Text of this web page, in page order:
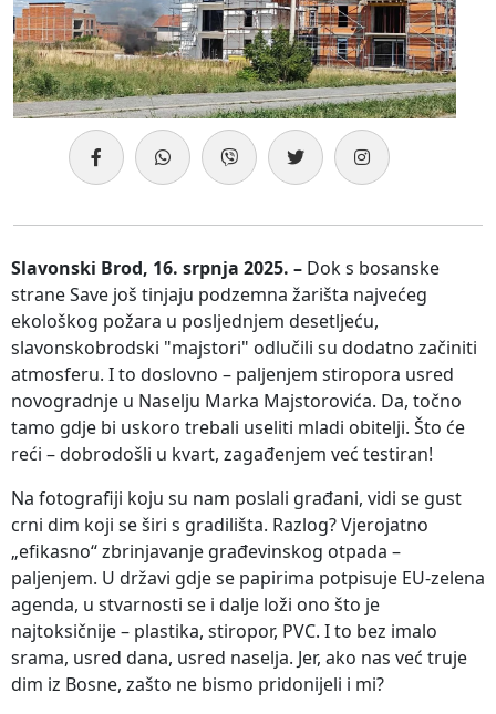
Slavonski Brod, 16. srpnja 2025. – Dok s bosanske
strane Save još tinjaju podzemna žarišta najvećeg
ekološkog požara u posljednjem desetljeću,
slavonskobrodski "majstori" odlučili su dodatno začiniti
atmosferu. I to doslovno – paljenjem stiropora usred
novogradnje u Naselju Marka Majstorovića. Da, točno
tamo gdje bi uskoro trebali useliti mladi obitelji. Što će
reći – dobrodošli u kvart, zagađenjem već testiran!
Na fotografiji koju su nam poslali građani, vidi se gust
crni dim koji se širi s gradilišta. Razlog? Vjerojatno
„efikasno“ zbrinjavanje građevinskog otpada –
paljenjem. U državi gdje se papirima potpisuje EU-zelena
agenda, u stvarnosti se i dalje loži ono što je
najtoksičnije – plastika, stiropor, PVC. I to bez imalo
srama, usred dana, usred naselja. Jer, ako nas već truje
dim iz Bosne, zašto ne bismo pridonijeli i mi?